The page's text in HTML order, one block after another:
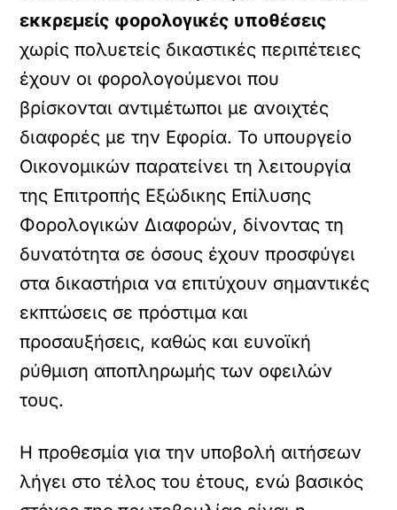
εκκρεμείς φορολογικές υποθέσεις
χωρίς πολυετείς δικαστικές περιπέτειες
έχουν οι φορολογούμενοι που
βρίσκονται αντιμέτωποι με ανοιχτές
διαφορές με την Εφορία. Το υπουργείο
Οικονομικών παρατείνει τη λειτουργία
της Επιτροπής Εξώδικης Επίλυσης
Φορολογικών Διαφορών, δίνοντας τη
δυνατότητα σε όσους έχουν προσφύγει
στα δικαστήρια να επιτύχουν σημαντικές
εκπτώσεις σε πρόστιμα και
προσαυξήσεις, καθώς και ευνοϊκή
ρύθμιση αποπληρωμής των οφειλών
τους.
Η προθεσμία για την υποβολή αιτήσεων
λήγει στο τέλος του έτους, ενώ βασικός